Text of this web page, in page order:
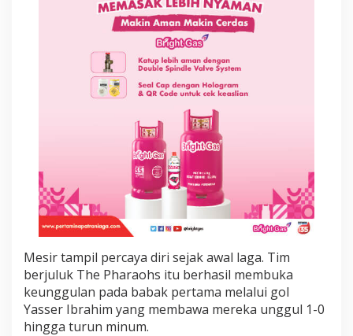
u
n
a
0
2
e
b
a
c
k
D
r
a
Mesir tampil percaya diri sejak awal laga. Tim
berjuluk The Pharaohs itu berhasil membuka
keunggulan pada babak pertama melalui gol
Yasser Ibrahim yang membawa mereka unggul 1-0
hingga turun minum.